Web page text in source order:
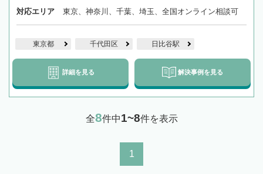
対応エリア 東京、神奈川、千葉、埼玉、全国オンライン相談可
東京都 千代田区 日比谷駅
詳細を見る 解決事例を見る
全8件中1~8件を表示
1